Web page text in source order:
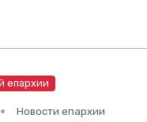
епархии
Новости епархии